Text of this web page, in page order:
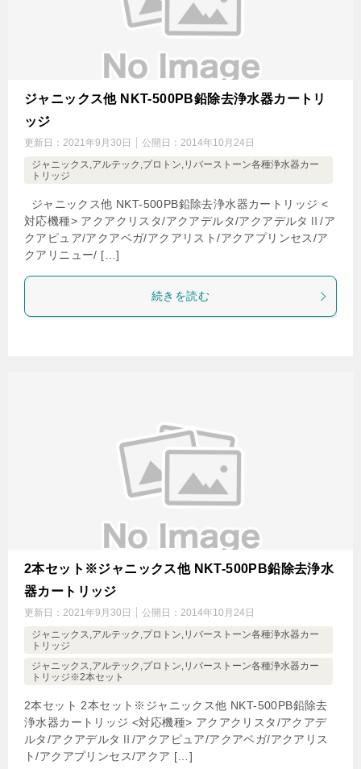
ジャニックス他 NKT-500PB鉛除去浄水器カートリ
ッジ
更新日： 2021年9月30日 公開日： 2014年10月24日
ジャニックス,アルテック,プロトン,リバーストーン各種浄水器カー
トリッジ
ジャニックス他 NKT-500PB鉛除去浄水器カートリッジ <
対応機種> アクアクリスタ/アクアデルタ/アクアデルタⅡ/ア
クアピュア/アクアベガ/アクアリスト/アクアプリンセス/ア
クアリニュー/ […]
続きを読む
2本セット※ジャニックス他 NKT-500PB鉛除去浄水
器カートリッジ
更新日： 2021年9月30日 公開日： 2014年10月24日
ジャニックス,アルテック,プロトン,リバーストーン各種浄水器カー
トリッジ
ジャニックス,アルテック,プロトン,リバーストーン各種浄水器カー
トリッジ※2本セット
2本セット 2本セット※ジャニックス他 NKT-500PB鉛除去
浄水器カートリッジ <対応機種> アクアクリスタ/アクアデ
ルタ/アクアデルタⅡ/アクアピュア/アクアベガ/アクアリス
ト/アクアプリンセス/アクア […]